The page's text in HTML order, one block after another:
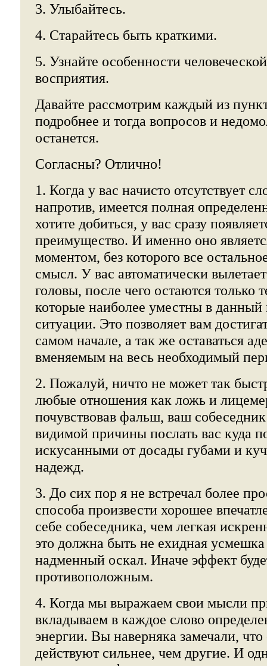
3. Улыбайтесь.
4. Старайтесь быть краткими.
5. Узнайте особенности
восприятия.
Давайте рассмотрим каждый из
подробнее и тогда вопросов и
останется.
Согласны? Отлично!
1. Когда у вас начисто отсутствует
напротив, имеется полная
хотите добиться, у вас сразу
преимущество. И именно оно
моментом, без которого все
смысл. У вас автоматически
головы, после чего остаются только
которые наиболее уместны в
ситуации. Это позволяет вам
самом начале, а так же оставаться
вменяемым на весь необходимый
2. Пожалуй, ничто не может так
любые отношения как ложь и
почувствовав фальш, ваш
видимой причины послать вас куда
искусанными от досады губами и
надежд.
3. До сих пор я не встречал более
способа произвести хорошее
себе собеседника, чем легкая
это должна быть не ехидная
надменный оскал. Иначе эффект
противоположным.
4. Когда мы выражаем свои мысли
вкладываем в каждое слово
энергии. Вы наверняка замечали, что
действуют сильнее, чем другие. И